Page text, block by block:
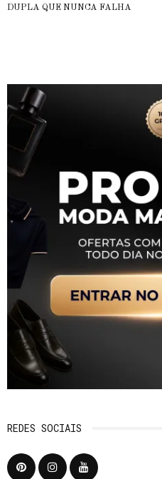
DUPLA QUE NUNCA FALHA
REDES SOCIAIS